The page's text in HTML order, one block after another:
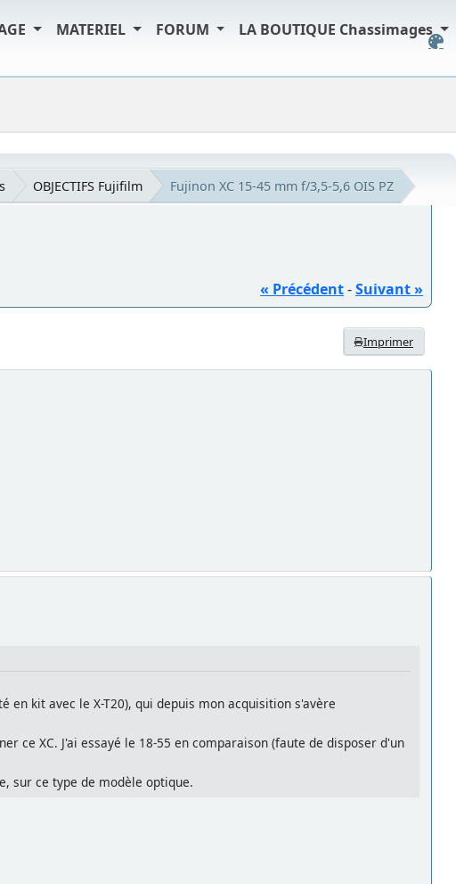
MATERIEL FORUM LA BOUTIQUE Chassimages
OBJECTIFS Fujifilm Fujinon XC 15-45 mm f/3,5-5,6 OIS PZ
« Précédent-Suivant »
Imprimer
en kit avec le X-T20), qui depuis mon acquisition s'avère
ce XC. J'ai essayé le 18-55 en comparaison (faute de disposer d'un
sur ce type de modèle optique.